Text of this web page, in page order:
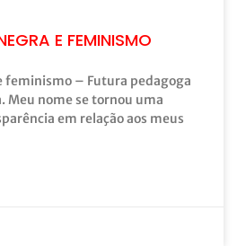
E FEMINISMO
feminismo – Futura pedagoga
nome se tornou uma
em relação aos meus